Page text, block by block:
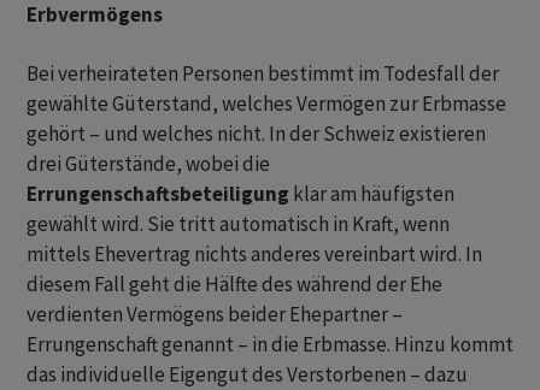
Erbvermögens
Bei verheirateten Personen bestimmt im Todesfall der
gewählte Güterstand, welches Vermögen zur Erbmasse
gehört – und welches nicht. In der Schweiz existieren
drei Güterstände, wobei die
Errungenschaftsbeteiligung klar am häufigsten
gewählt wird. Sie tritt automatisch in Kraft, wenn
mittels Ehevertrag nichts anderes vereinbart wird. In
diesem Fall geht die Hälfte des während der Ehe
verdienten Vermögens beider Ehepartner –
Errungenschaft genannt – in die Erbmasse. Hinzu kommt
das individuelle Eigengut des Verstorbenen – dazu